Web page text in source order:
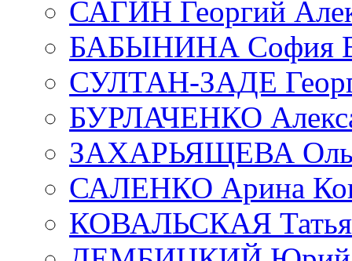
САГИН Георгий
БАБЫНИНА София
СУЛТАН-ЗАДЕ
БУРЛАЧЕНКО
ЗАХАРЬЯЩЕВА
САЛЕНКО Арина
КОВАЛЬСКАЯ